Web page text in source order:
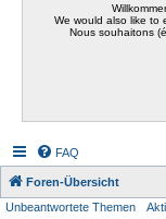
We would also like to
Nous souhaitons
FAQ
Foren-Übersicht
Unbeantwortete Themen